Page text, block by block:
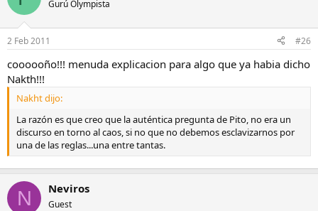
Gurú Olympista
2 Feb 2011 #26
coooooño!!! menuda explicacion para algo que ya habia dicho
Nakth!!!
Nakht dijo:
La razón es que creo que la auténtica pregunta de Pito, no era un
discurso en torno al caos, si no que no debemos esclavizarnos por
una de las reglas...una entre tantas.
N Neviros
Guest